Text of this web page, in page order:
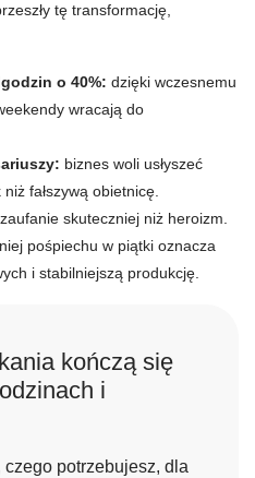
tę transformację,
o 40%: dzięki wczesnemu
wracają do
biznes woli usłyszeć
fałszywą obietnicę.
skuteczniej niż heroizm.
pośpiechu w piątki oznacza
i stabilniejszą produkcję.
kończą się
i
potrzebujesz, dla